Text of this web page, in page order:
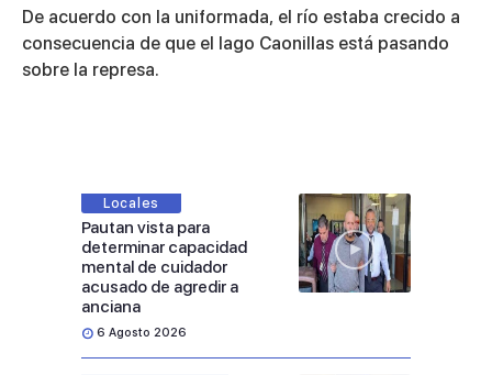
De acuerdo con la uniformada, el río estaba crecido a
consecuencia de que el lago Caonillas está pasando
sobre la represa.
Locales
Pautan vista para
determinar capacidad
mental de cuidador
acusado de agredir a
anciana
6 Agosto 2026